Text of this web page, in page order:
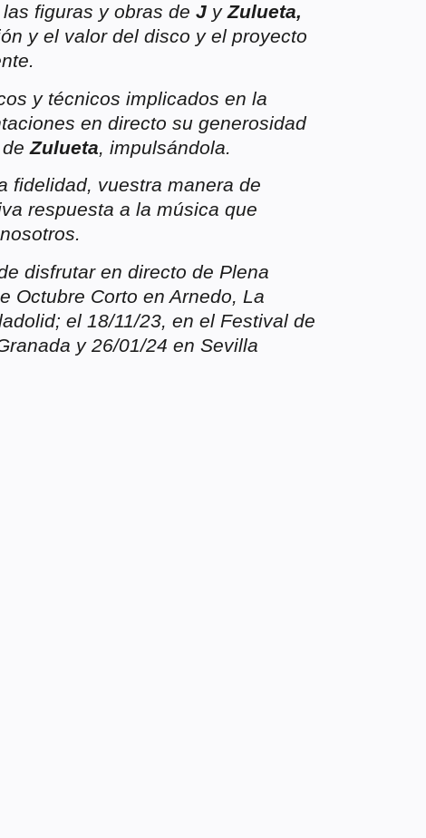
figuras y obras de J yZulueta,
y el valor del disco y el proyecto
y técnicos implicados en la
en directo su generosidad
deZulueta, impulsándola.
fidelidad, vuestra manera de
respuesta a la música que
disfrutar en directo de Plena
Octubre Corto en Arnedo, La
el 18/11/23, en el Festival de
y 26/01/24 en Sevilla